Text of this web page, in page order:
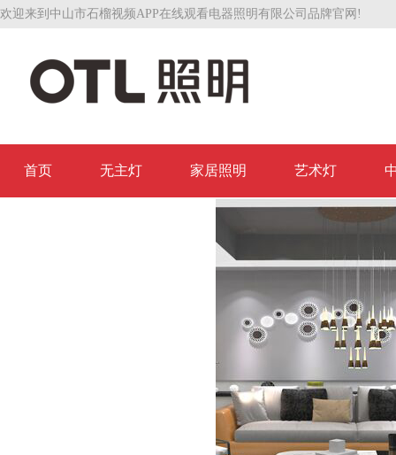
欢迎来到中山市石榴视频APP在线观看电器照明有限公司品牌官网!
首页 无主灯 家居照明 艺术灯